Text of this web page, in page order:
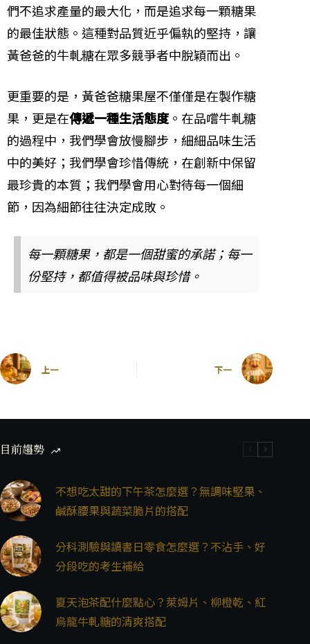
們不追求產量的最大化，而是追求每一顆糖果
的最佳狀態。這種對品質近乎偏執的堅持，讓
黃爸爸的牛軋糖在眾多競爭者中脫穎而出。
更重要的是，黃爸爸糖果屋不僅僅是在製作糖
果，更是在傳遞一種生活態度 。在品嚐牛軋糖
的過程中，我們學會放慢腳步，細細品味生活
中的美好；我們學會珍惜傳統，在創新中保留
最珍貴的本質；我們學會用心對待每一個細
節，因為細節往往決定成敗。
每一顆糖果，都是一個甜蜜的承諾；每一
份堅持，都值得被品味與珍惜。
上一 下一
目前趨勢
不想吃太甜的下午茶怎麼選？無調味堅果、
鹹酥腰果與蔬菜脆片的搭配
分科測驗與讀書日零食怎麼選？不沾手、好
分段吃的考生補給
夏天泡茶配什麼點心？萊姆片、柳橙乾、紅
烏龍牛軋糖的清爽搭配